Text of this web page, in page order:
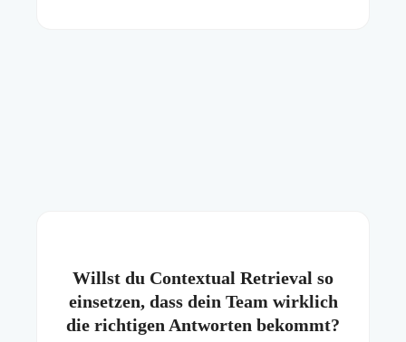
Willst du Contextual Retrieval so
einsetzen, dass dein Team wirklich
die richtigen Antworten bekommt?